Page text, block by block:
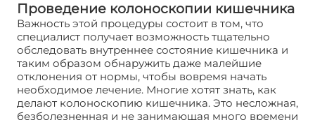
Проведение колоноскопии кишечника
Важность этой процедуры состоит в том, что
специалист получает возможность тщательно
обследовать внутреннее состояние кишечника и
таким образом обнаружить даже малейшие
отклонения от нормы, чтобы вовремя начать
необходимое лечение. Многие хотят знать, как
делают колоноскопию кишечника. Это несложная,
безболезненная и не занимающая много времени